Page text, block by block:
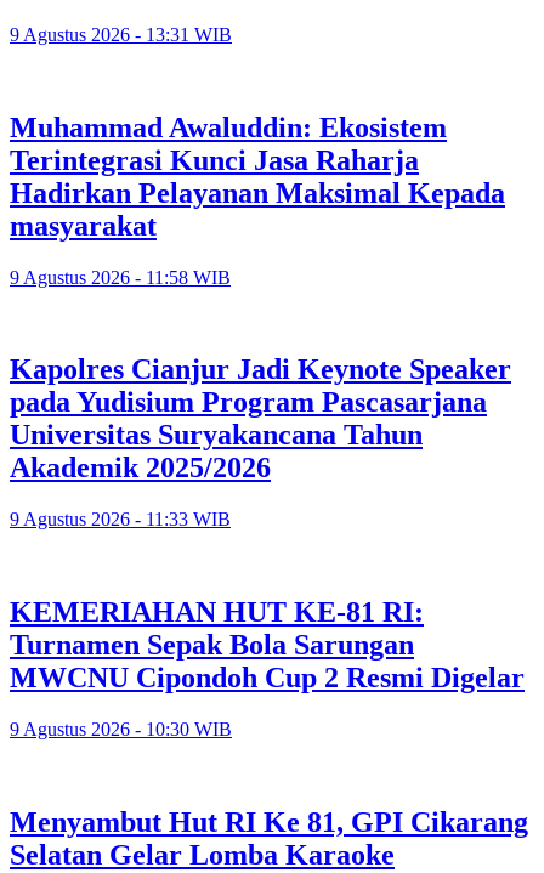
9 Agustus 2026 - 13:31 WIB
Muhammad Awaluddin: Ekosistem
Terintegrasi Kunci Jasa Raharja
Hadirkan Pelayanan Maksimal Kepada
masyarakat
9 Agustus 2026 - 11:58 WIB
Kapolres Cianjur Jadi Keynote Speaker
pada Yudisium Program Pascasarjana
Universitas Suryakancana Tahun
Akademik 2025/2026
9 Agustus 2026 - 11:33 WIB
KEMERIAHAN HUT KE-81 RI:
Turnamen Sepak Bola Sarungan
MWCNU Cipondoh Cup 2 Resmi Digelar
9 Agustus 2026 - 10:30 WIB
Menyambut Hut RI Ke 81, GPI Cikarang
Selatan Gelar Lomba Karaoke